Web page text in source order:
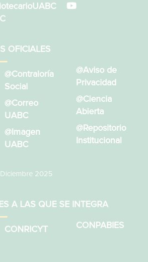
OFICIALES
@Contraloría
Social
@Correo
UABC
@Imagen
UABC
@Aviso de
Privacidad
@Ciencia
Abierta
@Repositorio
Institucional
2025
A LAS QUE SE INTEGRA
CONRICYT CONPABIES